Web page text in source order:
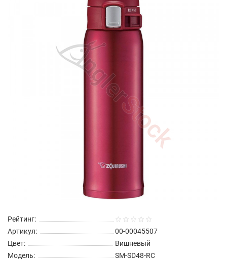
Рейтинг:
Артикул:
00-00045507
Цвет:
Вишневый
Модель:
SM-SD48-RC